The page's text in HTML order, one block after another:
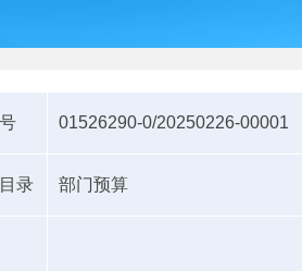
01526290-0/20250226-00001
录 部门预算